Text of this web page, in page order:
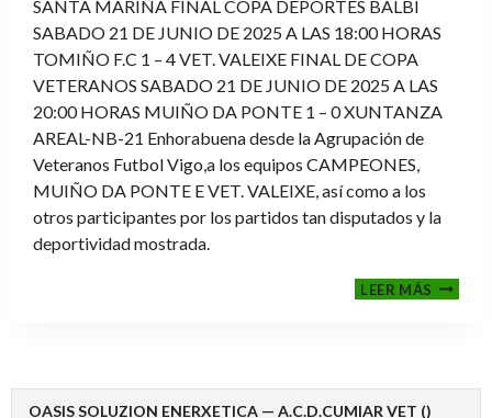
SANTA MARIÑA FINAL COPA DEPORTES BALBI
SABADO 21 DE JUNIO DE 2025 A LAS 18:00 HORAS
TOMIÑO F.C 1 – 4 VET. VALEIXE FINAL DE COPA
VETERANOS SABADO 21 DE JUNIO DE 2025 A LAS
20:00 HORAS MUIÑO DA PONTE 1 – 0 XUNTANZA
AREAL-NB-21 Enhorabuena desde la Agrupación de
Veteranos Futbol Vigo,a los equipos CAMPEONES,
MUIÑO DA PONTE E VET. VALEIXE, así como a los
otros participantes por los partidos tan disputados y la
deportividad mostrada.
LEER MÁS
2024-
OASIS SOLUZION ENERXETICA — A.C.D.CUMIAR VET ()